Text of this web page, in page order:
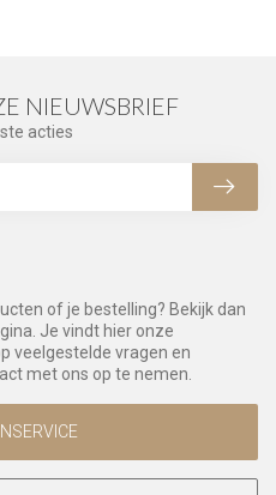
of je bestelling? Bekijk dan
Je vindt hier onze
veelgestelde vragen en
met ons op te nemen.
NIEUWSBRIEF
acties